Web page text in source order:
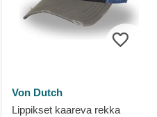
Von Dutch
Lippikset kaareva rekka